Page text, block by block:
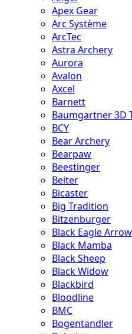
Apex Gear
Arc Système
ArcTec
Astra Archery
Aurora
Avalon
Axcel
Barnett
Baumgartner 3D
BCY
Bear Archery
Bearpaw
Beestinger
Beiter
Bicaster
Big Tradition
Bitzenburger
Black Eagle
Black Mamba
Black Sheep
Black Widow
Blackbird
Bloodline
BMC
Bogentandler